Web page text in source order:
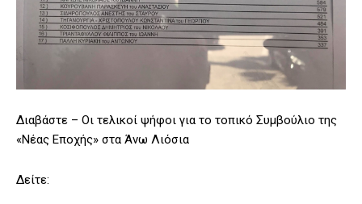
Διαβάστε – Οι τελικοί ψήφοι για το τοπικό Συμβούλιο της
«Νέας Εποχής» στα Άνω Λιόσια
Δείτε: